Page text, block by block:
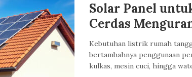
Solar Panel
Cerdas
Kebutuhan listrik rumah
bertambahnya penggunaan
kulkas, mesin cuci, hingga